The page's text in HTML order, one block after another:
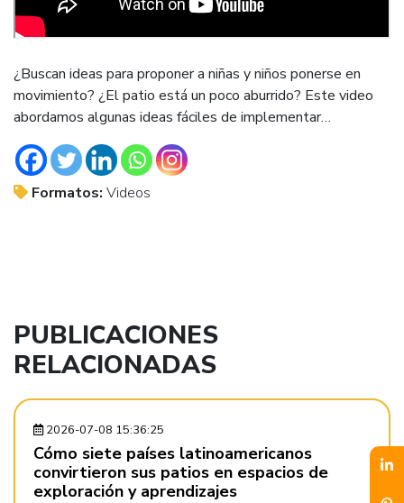
¿Buscan ideas para proponer a niñas y niños ponerse en
movimiento? ¿El patio está un poco aburrido? Este video
abordamos algunas ideas fáciles de implementar…
Formatos: Videos
PUBLICACIONES
RELACIONADAS
2026-07-08 15:36:25
Cómo siete países latinoamericanos
convirtieron sus patios en espacios de
exploración y aprendizajes